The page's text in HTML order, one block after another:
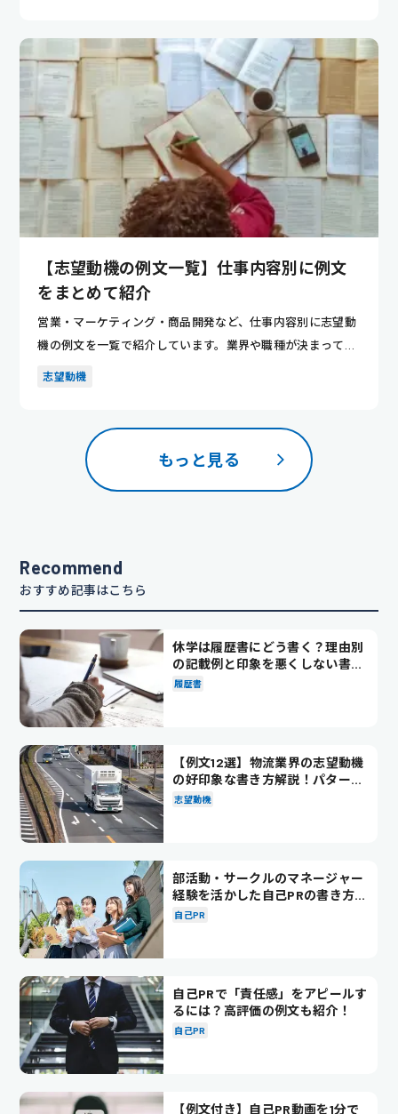
【志望動機の例文一覧】仕事内容別に例文
をまとめて紹介
営業・マーケティング・商品開発など、仕事内容別に志望動
機の例文を一覧で紹介しています。業界や職種が決まってい
ない人でも、...
志望動機
もっと見る
Recommend
おすすめ記事はこちら
休学は履歴書にどう書く？理由別
の記載例と印象を悪くしない書き
方を解説
履歴書
【例文12選】物流業界の志望動機
の好印象な書き方解説！パターン
別の例文も紹介
志望動機
部活動・サークルのマネージャー
経験を活かした自己PRの書き方を
徹底解説！
自己PR
自己PRで「責任感」をアピールす
るには？高評価の例文も紹介！
自己PR
【例文付き】自己PR動画を1分で